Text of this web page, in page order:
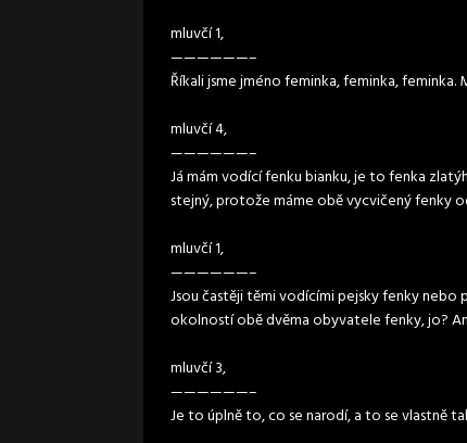
mluvčí 1,
——————–
Říkali jsme jméno feminka, feminka, feminka.
mluvčí 4,
——————–
Já mám vodící fenku bianku, je to fenka
stejný, protože máme obě vycvičený fenky
mluvčí 1,
——————–
Jsou častěji těmi vodícími pejsky fenky
okolností obě dvěma obyvatele fenky, jo?
mluvčí 3,
——————–
Je to úplně to, co se narodí, a to se vlastně